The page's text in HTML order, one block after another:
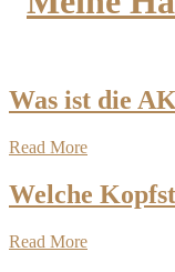
Was ist die
Read More
Welche
Read More